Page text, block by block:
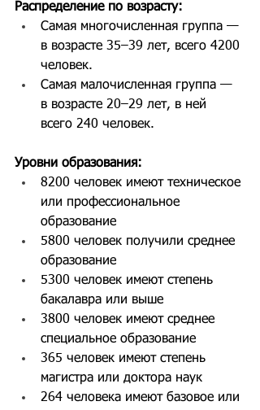
Распределение по возрасту:
Самая многочисленная группа —
в возрасте 35–39 лет, всего 4200
человек.
Самая малочисленная группа —
в возрасте 20–29 лет, в ней
всего 240 человек.
Уровни образования:
8200 человек имеют техническое
или профессиональное
образование
5800 человек получили среднее
образование
5300 человек имеют степень
бакалавра или выше
3800 человек имеют среднее
специальное образование
365 человек имеют степень
магистра или доктора наук
264 человека имеют базовое или